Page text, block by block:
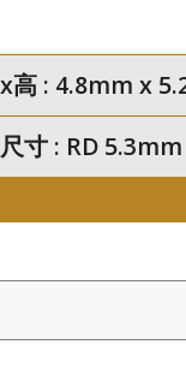
高 : 4.8mm x
寸 : RD